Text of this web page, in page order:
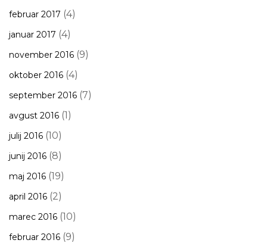
februar 2017 (4)
januar 2017 (4)
november 2016 (9)
oktober 2016 (4)
september 2016 (7)
avgust 2016 (1)
julij 2016 (10)
junij 2016 (8)
maj 2016 (19)
april 2016 (2)
marec 2016 (10)
februar 2016 (9)